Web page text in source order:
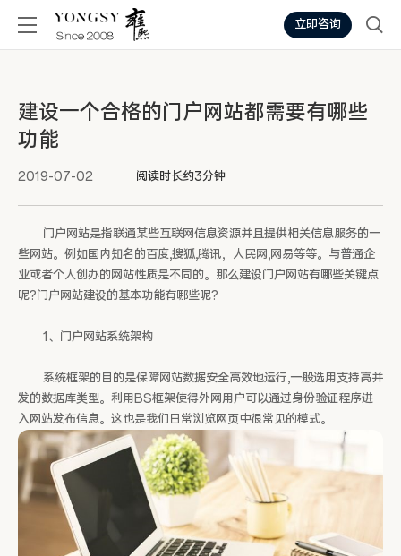
立即咨询
建设一个合格的门户网站都需要有哪些
功能
2019-07-02 阅读时长约3分钟
门户网站是指联通某些互联网信息资源并且提供相关信息服务的一
些网站。例如国内知名的百度,搜狐,腾讯，人民网,网易等等。与普通企
业或者个人创办的网站性质是不同的。那么建设门户网站有哪些关键点
呢?门户网站建设的基本功能有哪些呢?
1、门户网站系统架构
系统框架的目的是保障网站数据安全高效地运行,一般选用支持高并
发的数据库类型。利用BS框架使得外网用户可以通过身份验证程序进
入网站发布信息。这也是我们日常浏览网页中很常见的模式。